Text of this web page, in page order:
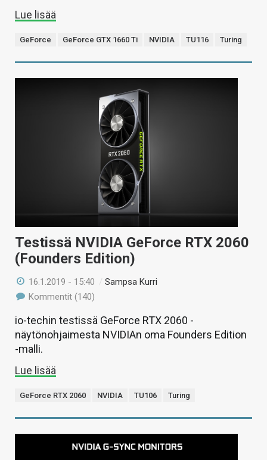
Lue lisää
GeForce GeForce GTX 1660 Ti NVIDIA TU116 Turing
Testissä NVIDIA GeForce RTX 2060
(Founders Edition)
16.1.2019 - 15:40 /Sampsa Kurri
Kommentit (140)
io-techin testissä GeForce RTX 2060 -
näytönohjaimesta NVIDIAn oma Founders Edition
-malli.
Lue lisää
GeForce RTX 2060 NVIDIA TU106 Turing